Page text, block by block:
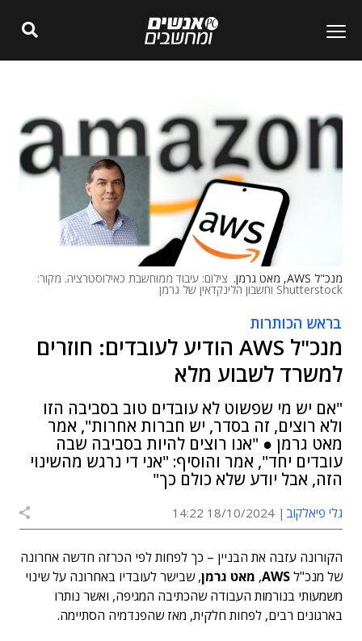
מנכ"ל AWS, מאט גרמן. צילום: עיבוד ממוחשבת כאילוסטרציה. מקור:
Shutterstock וחשבון הלינקדאין של גרמן
בראש הכותרות
מנכ"ל AWS הודיע לעובדים: חוזרים
למשרד לשבוע מלא
"אם יש מי שפשוט לא עובדים טוב בסביבה הזו
ולא רוצים, זה בסדר, יש חברות אחרות", אמר
מאט גרמן ● "אנו רוצים להיות בסביבה שבה
עובדים יחד", אמר והוסיף: "אני די נרגש מהשינוי
הזה, אבל יודע שלא כולם כך"
גלי פיאלקוב 18/10/2024 14:22
הקורונה עזבה את הבניין – כך לפחות לפי הכרזה חדשה אחרונה
של מנכ"לAWS
, מאט גרמן, שבישר לעובדיו באחרונה על שינוי
משמעותי בנורמות העבודה שהכתיבה המגיפה, ואשר נותרו
בארגונים רבים, לפחות חלקית, מאז שהפנדמיה הסתיימה.